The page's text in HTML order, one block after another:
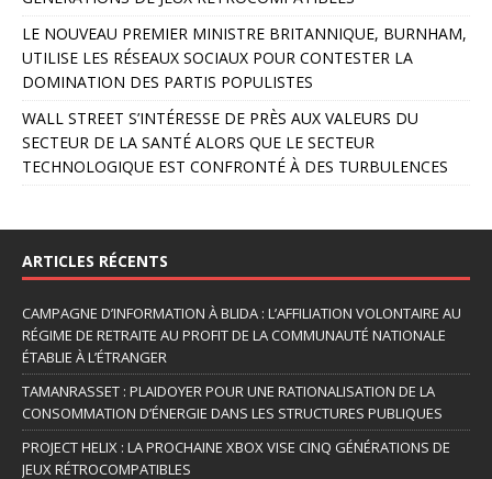
e
LE NOUVEAU PREMIER MINISTRE BRITANNIQUE, BURNHAM,
UTILISE LES RÉSEAUX SOCIAUX POUR CONTESTER LA
DOMINATION DES PARTIS POPULISTES
WALL STREET S’INTÉRESSE DE PRÈS AUX VALEURS DU
SECTEUR DE LA SANTÉ ALORS QUE LE SECTEUR
TECHNOLOGIQUE EST CONFRONTÉ À DES TURBULENCES
ARTICLES RÉCENTS
CAMPAGNE D’INFORMATION À BLIDA : L’AFFILIATION VOLONTAIRE AU
RÉGIME DE RETRAITE AU PROFIT DE LA COMMUNAUTÉ NATIONALE
ÉTABLIE À L’ÉTRANGER
TAMANRASSET : PLAIDOYER POUR UNE RATIONALISATION DE LA
CONSOMMATION D’ÉNERGIE DANS LES STRUCTURES PUBLIQUES
PROJECT HELIX : LA PROCHAINE XBOX VISE CINQ GÉNÉRATIONS DE
JEUX RÉTROCOMPATIBLES